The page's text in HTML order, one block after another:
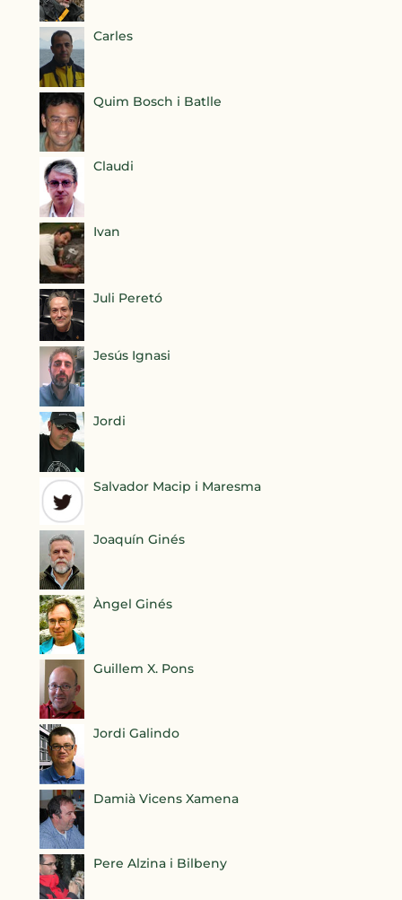
Carles
Quim Bosch i Batlle
Claudi
Ivan
Juli Peretó
Jesús Ignasi
Jordi
Salvador Macip i Maresma
Joaquín Ginés
Àngel Ginés
Guillem X. Pons
Jordi Galindo
Damià Vicens Xamena
Pere Alzina i Bilbeny